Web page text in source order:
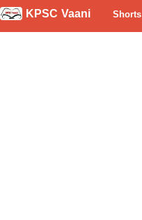
KPSC Vaani Shorts